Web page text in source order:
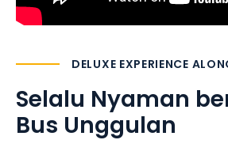
DELUXE EXPERIENCE
Selalu Nyaman
Bus Unggulan